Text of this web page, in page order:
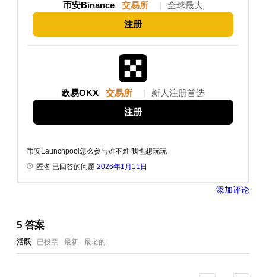
币安Binance 交易所 全球最大
注册
欧易OKX 交易所 新人注册首选
注册
币安Launchpool怎么参与难不难 我也想玩玩
匿名 已回答的问题 2026年1月11日
添加评论
5答案
活跃 已投票 最新 最老的